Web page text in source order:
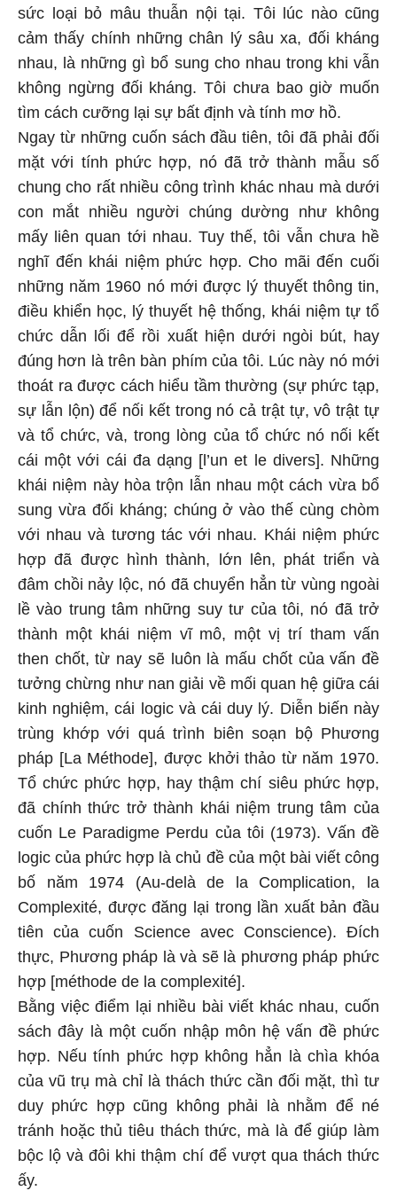
sức loại bỏ mâu thuẫn nội tại. Tôi lúc nào cũng
cảm thấy chính những chân lý sâu xa, đối kháng
nhau, là những gì bổ sung cho nhau trong khi vẫn
không ngừng đối kháng. Tôi chưa bao giờ muốn
tìm cách cưỡng lại sự bất định và tính mơ hồ.
Ngay từ những cuốn sách đầu tiên, tôi đã phải đối
mặt với tính phức hợp, nó đã trở thành mẫu số
chung cho rất nhiều công trình khác nhau mà dưới
con mắt nhiều người chúng dường như không
mấy liên quan tới nhau. Tuy thế, tôi vẫn chưa hề
nghĩ đến khái niệm phức hợp. Cho mãi đến cuối
những năm 1960 nó mới được lý thuyết thông tin,
điều khiển học, lý thuyết hệ thống, khái niệm tự tổ
chức dẫn lối để rồi xuất hiện dưới ngòi bút, hay
đúng hơn là trên bàn phím của tôi. Lúc này nó mới
thoát ra được cách hiểu tầm thường (sự phức tạp,
sự lẫn lộn) để nối kết trong nó cả trật tự, vô trật tự
và tổ chức, và, trong lòng của tổ chức nó nối kết
cái một với cái đa dạng [l’un et le divers]. Những
khái niệm này hòa trộn lẫn nhau một cách vừa bổ
sung vừa đối kháng; chúng ở vào thế cùng chòm
với nhau và tương tác với nhau. Khái niệm phức
hợp đã được hình thành, lớn lên, phát triển và
đâm chồi nảy lộc, nó đã chuyển hẳn từ vùng ngoài
lề vào trung tâm những suy tư của tôi, nó đã trở
thành một khái niệm vĩ mô, một vị trí tham vấn
then chốt, từ nay sẽ luôn là mấu chốt của vấn đề
tưởng chừng như nan giải về mối quan hệ giữa cái
kinh nghiệm, cái logic và cái duy lý. Diễn biến này
trùng khớp với quá trình biên soạn bộ Phương
pháp [La Méthode], được khởi thảo từ năm 1970.
Tổ chức phức hợp, hay thậm chí siêu phức hợp,
đã chính thức trở thành khái niệm trung tâm của
cuốn Le Paradigme Perdu của tôi (1973). Vấn đề
logic của phức hợp là chủ đề của một bài viết công
bố năm 1974 (Au-delà de la Complication, la
Complexité, được đăng lại trong lần xuất bản đầu
tiên của cuốn Science avec Conscience). Đích
thực, Phương pháp là và sẽ là phương pháp phức
hợp [méthode de la complexité].
Bằng việc điểm lại nhiều bài viết khác nhau, cuốn
sách đây là một cuốn nhập môn hệ vấn đề phức
hợp. Nếu tính phức hợp không hẳn là chìa khóa
của vũ trụ mà chỉ là thách thức cần đối mặt, thì tư
duy phức hợp cũng không phải là nhằm để né
tránh hoặc thủ tiêu thách thức, mà là để giúp làm
bộc lộ và đôi khi thậm chí để vượt qua thách thức
ấy.